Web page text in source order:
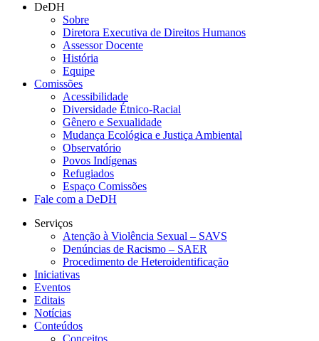
DeDH
Sobre
Diretora Executiva de Direitos Humanos
Assessor Docente
História
Equipe
Comissões
Acessibilidade
Diversidade Étnico-Racial
Gênero e Sexualidade
Mudança Ecológica e Justiça Ambiental
Observatório
Povos Indígenas
Refugiados
Espaço Comissões
Fale com a DeDH
Serviços
Atenção à Violência Sexual – SAVS
Denúncias de Racismo – SAER
Procedimento de Heteroidentificação
Iniciativas
Eventos
Editais
Notícias
Conteúdos